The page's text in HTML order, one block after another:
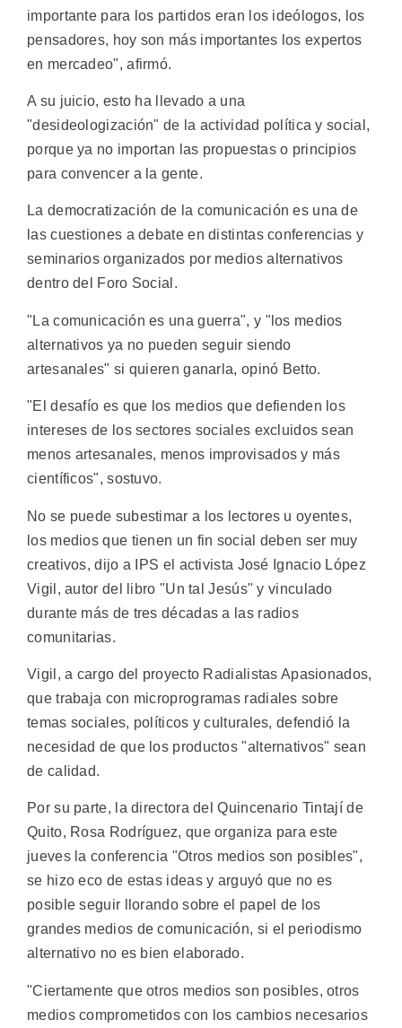
importante para los partidos eran los ideólogos, los
pensadores, hoy son más importantes los expertos
en mercadeo", afirmó.
A su juicio, esto ha llevado a una
"desideologización" de la actividad política y social,
porque ya no importan las propuestas o principios
para convencer a la gente.
La democratización de la comunicación es una de
las cuestiones a debate en distintas conferencias y
seminarios organizados por medios alternativos
dentro del Foro Social.
"La comunicación es una guerra", y "los medios
alternativos ya no pueden seguir siendo
artesanales" si quieren ganarla, opinó Betto.
"El desafío es que los medios que defienden los
intereses de los sectores sociales excluidos sean
menos artesanales, menos improvisados y más
científicos", sostuvo.
No se puede subestimar a los lectores u oyentes,
los medios que tienen un fin social deben ser muy
creativos, dijo a IPS el activista José Ignacio López
Vigil, autor del libro "Un tal Jesús" y vinculado
durante más de tres décadas a las radios
comunitarias.
Vigil, a cargo del proyecto Radialistas Apasionados,
que trabaja con microprogramas radiales sobre
temas sociales, políticos y culturales, defendió la
necesidad de que los productos "alternativos" sean
de calidad.
Por su parte, la directora del Quincenario Tintají de
Quito, Rosa Rodríguez, que organiza para este
jueves la conferencia "Otros medios son posibles",
se hizo eco de estas ideas y arguyó que no es
posible seguir llorando sobre el papel de los
grandes medios de comunicación, si el periodismo
alternativo no es bien elaborado.
"Ciertamente que otros medios son posibles, otros
medios comprometidos con los cambios necesarios